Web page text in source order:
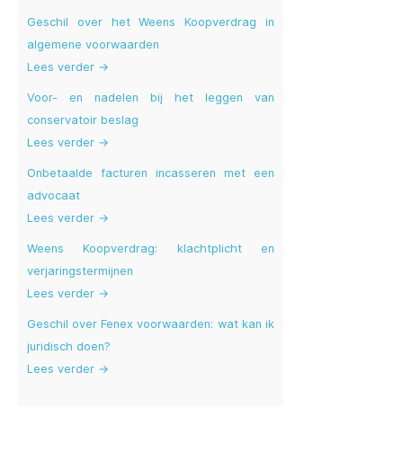
Geschil over het Weens Koopverdrag in
algemene voorwaarden
Lees verder →
Voor- en nadelen bij het leggen van
conservatoir beslag
Lees verder →
Onbetaalde facturen incasseren met een
advocaat
Lees verder →
Weens Koopverdrag: klachtplicht en
verjaringstermijnen
Lees verder →
Geschil over Fenex voorwaarden: wat kan ik
juridisch doen?
Lees verder →